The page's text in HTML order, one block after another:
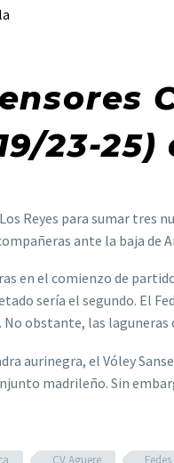
23-
Reyes para sumar
ante la baja de
en el comienzo de
sería el segundo. El
obstante, las laguneras
aurinegra, el Vóley
madrileño. Sin
CV Aguere